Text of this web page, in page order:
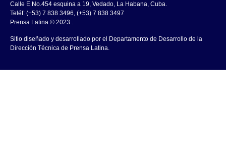
Calle E No.454 esquina a 19, Vedado, La Habana, Cuba.
Teléf: (+53) 7 838 3496, (+53) 7 838 3497
Prensa Latina © 2023 .
Sitio diseñado y desarrollado por el Departamento de Desarrollo de la
Dirección Técnica de Prensa Latina.